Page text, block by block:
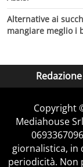
Alternative ai
mangiare meglio i
Redazione
Copyright
Mediahouse
giornalistica, in
periodicità.